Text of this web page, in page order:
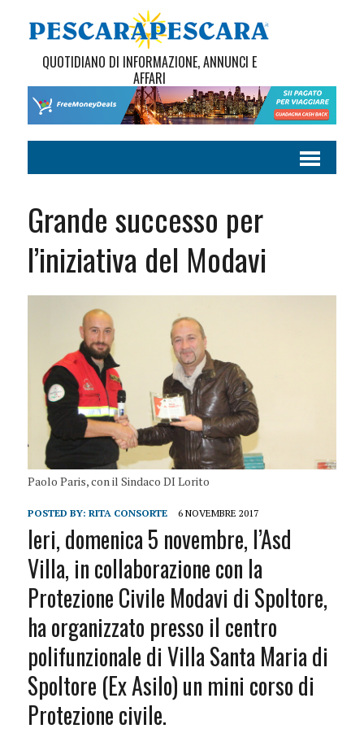
QUOTIDIANO DI INFORMAZIONE, ANNUNCI E
AFFARI
Grande successo per
l’iniziativa del Modavi
Paolo Paris, con il Sindaco DI Lorito
POSTED BY: RITA CONSORTE 6 NOVEMBRE 2017
Ieri, domenica 5 novembre, l’Asd
Villa, in collaborazione con la
Protezione Civile Modavi di Spoltore,
ha organizzato presso il centro
polifunzionale di Villa Santa Maria di
Spoltore (Ex Asilo) un mini corso di
Protezione civile.